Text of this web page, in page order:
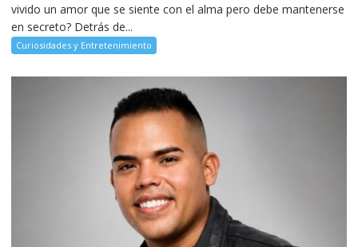
vivido un amor que se siente con el alma pero debe mantenerse
en secreto? Detrás de...
Curiosidades y Entretenimiento